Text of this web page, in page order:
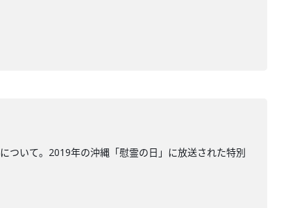
ついて。2019年の沖縄「慰霊の日」に放送された特別